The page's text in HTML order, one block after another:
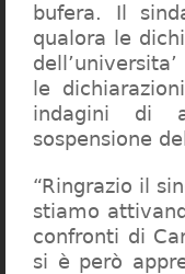
bufera. Il
qualora le
le
indagini di
sospensione
“Ringrazio il
stiamo
confronti di
si è però